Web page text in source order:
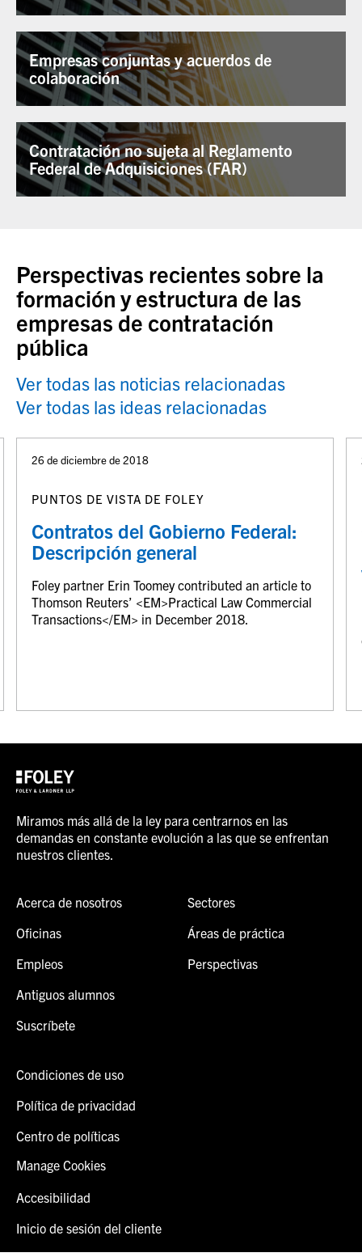
Empresas conjuntas y acuerdos de
colaboración
Contratación no sujeta al Reglamento
Federal de Adquisiciones (FAR)
Perspectivas recientes sobre la
formación y estructura de las
empresas de contratación
pública
Ver todas las noticias relacionadas
Ver todas las ideas relacionadas
26 de diciembre de 2018
PUNTOS DE VISTA DE FOLEY
Contratos del Gobierno Federal:
Descripción general
Foley partner Erin Toomey contributed an article to
Thomson Reuters’ <EM>Practical Law Commercial
Transactions</EM> in December 2018.
Miramos más allá de la ley para centrarnos en las
demandas en constante evolución a las que se enfrentan
nuestros clientes.
Acerca de nosotros
Oficinas
Empleos
Antiguos alumnos
Suscríbete
Sectores
Áreas de práctica
Perspectivas
Condiciones de uso
Política de privacidad
Centro de políticas
Manage Cookies
Accesibilidad
Inicio de sesión del cliente